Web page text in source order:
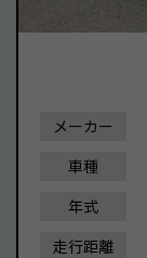
メーカー
車種
年式
走行距離